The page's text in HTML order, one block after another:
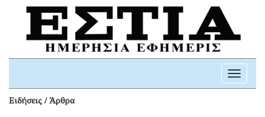
Toggle
Ειδήσεις / Άρθρα